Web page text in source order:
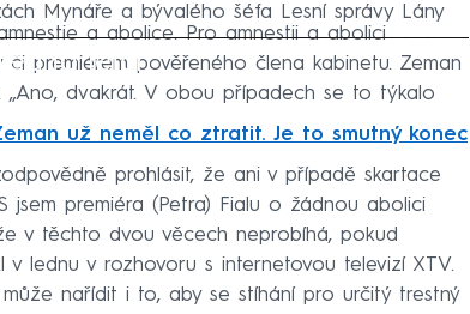
Mynáře a bývalého šéfa Lesní správy Lány
to fetch
a abolice. Pro amnestii a abolici
premiérem pověřeného člena kabinetu. Zeman
dvakrát. V obou případech se to týkalo
už neměl co ztratit. Je to smutný konec
prohlásit, že ani v případě skartace
jsem premiéra (Petra) Fialu o žádnou abolici
v těchto dvou věcech neprobíhá, pokud
v lednu v rozhovoru s internetovou televizí XTV.
nařídit i to, aby se stíhání pro určitý trestný